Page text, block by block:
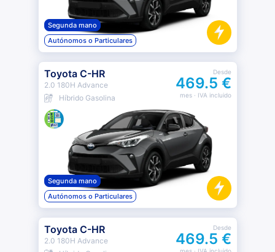
Segunda mano
Autónomos o Particulares
Toyota C-HR
2.0 180H Advance
Híbrido Gasolina
Desde
469.5 €
mes· IVA incluido
Segunda mano
Autónomos o Particulares
Toyota C-HR
2.0 180H Advance
Desde
469.5 €